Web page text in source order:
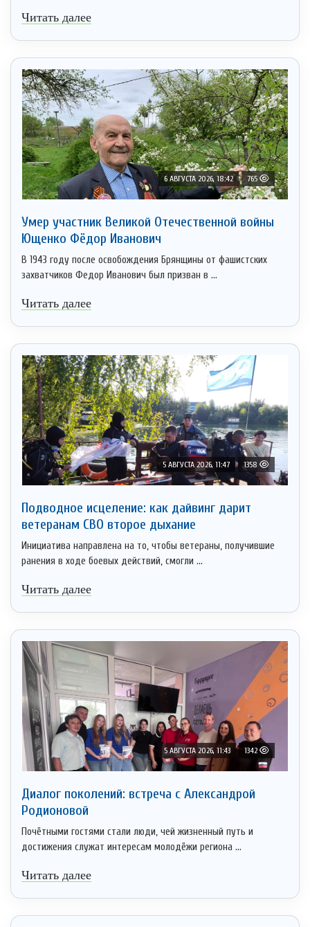
Читать далее
6 АВГУСТА 2026, 18:42 765
Умер участник Великой Отечественной войны
Ющенко Фёдор Иванович
В 1943 году после освобождения Брянщины от фашистских
захватчиков Федор Иванович был призван в ...
Читать далее
5 АВГУСТА 2026, 11:47 1358
Подводное исцеление: как дайвинг дарит
ветеранам СВО второе дыхание
Инициатива направлена на то, чтобы ветераны, получившие
ранения в ходе боевых действий, смогли ...
Читать далее
5 АВГУСТА 2026, 11:43 1342
Диалог поколений: встреча с Александрой
Родионовой
Почётными гостями стали люди, чей жизненный путь и
достижения служат интересам молодёжи региона ...
Читать далее